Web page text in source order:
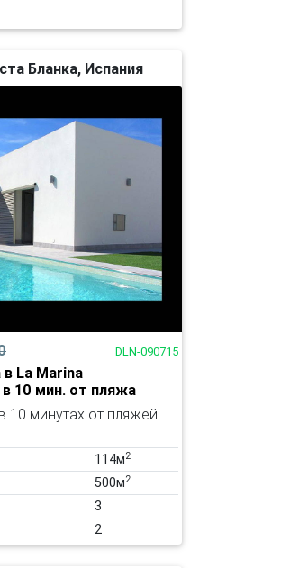
Бланка, Испания
DLN-090715
в La Marina
10 мин. от пляжа
10 минутах от пляжей
114м2
500м2
3
2